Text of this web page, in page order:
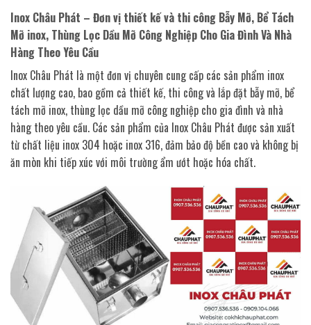
Inox Châu Phát – Đơn vị thiết kế và thi công Bẫy Mỡ, Bể Tách
Mỡ inox, Thùng Lọc Dầu Mỡ Công Nghiệp Cho Gia Đình Và Nhà
Hàng Theo Yêu Cầu
Inox Châu Phát là một đơn vị chuyên cung cấp các sản phẩm inox
chất lượng cao, bao gồm cả thiết kế, thi công và lắp đặt bẫy mỡ, bể
tách mỡ inox, thùng lọc dầu mỡ công nghiệp cho gia đình và nhà
hàng theo yêu cầu. Các sản phẩm của Inox Châu Phát được sản xuất
từ chất liệu inox 304 hoặc inox 316, đảm bảo độ bền cao và không bị
ăn mòn khi tiếp xúc với môi trường ẩm ướt hoặc hóa chất.